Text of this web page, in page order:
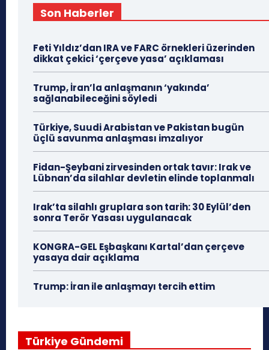
Son Haberler
Feti Yıldız’dan IRA ve FARC örnekleri üzerinden
dikkat çekici ‘çerçeve yasa’ açıklaması
Trump, İran’la anlaşmanın ‘yakında’
sağlanabileceğini söyledi
Türkiye, Suudi Arabistan ve Pakistan bugün
üçlü savunma anlaşması imzalıyor
Fidan-Şeybani zirvesinden ortak tavır: Irak ve
Lübnan’da silahlar devletin elinde toplanmalı
Irak’ta silahlı gruplara son tarih: 30 Eylül’den
sonra Terör Yasası uygulanacak
KONGRA-GEL Eşbaşkanı Kartal’dan çerçeve
yasaya dair açıklama
Trump: İran ile anlaşmayı tercih ettim
Türkiye Gündemi